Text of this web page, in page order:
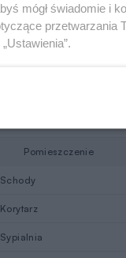
W nawiasach
Pomieszczenie
schody
korytarz
sypialnia
mógł świadomie i